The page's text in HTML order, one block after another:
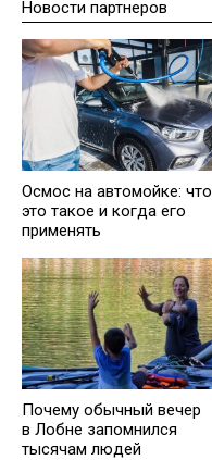
Новости партнеров
Осмос на автомойке: что
это такое и когда его
применять
Почему обычный вечер
в Лобне запомнился
тысячам людей